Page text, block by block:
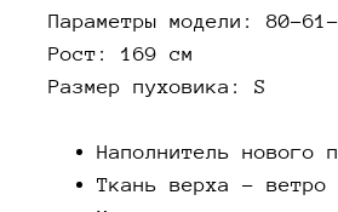
Параметры модели: 80-
Рост: 169 см
Размер пуховика: S
Наполнитель нового
Ткань верха - ветро